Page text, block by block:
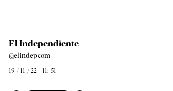
El Independiente
@elindepcom
19 / 11 / 22 - 11: 51